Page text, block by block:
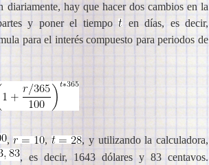
diariamente, hay que hacer dos cambios en la
y poner el tiempo
en días, es decir,
para el interés compuesto para periodos de
, ,
, y utilizando la calculadora,
, es decir, 1643 dólares y 83 centavos.